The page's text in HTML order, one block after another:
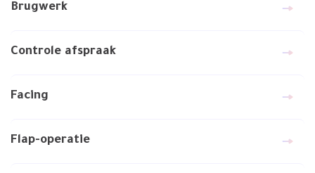
Brugwerk
Controle afspraak
Facing
Flap-operatie